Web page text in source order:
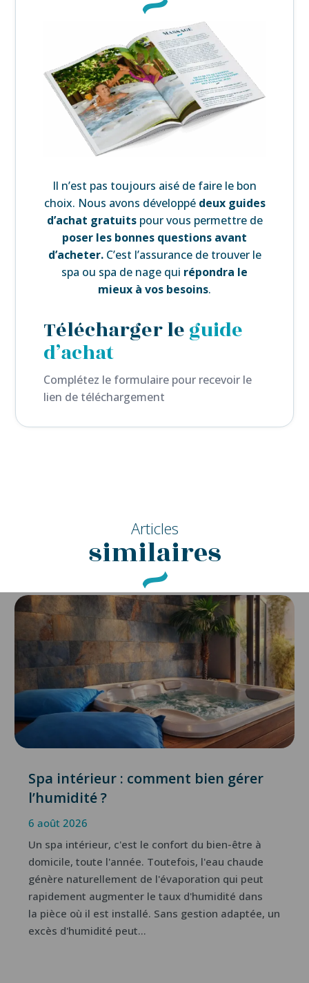
Il n’est pas toujours aisé de faire le bon
choix. Nous avons développé deux guides
d’achat gratuitspour vous permettre de
poser les bonnes questions avant
d’acheter.C’est l’assurance de trouver le
spa ou spa de nage qui répondra le
mieux à vos besoins.
Télécharger leguide
d’achat
Complétez le formulaire pour recevoir le
lien de téléchargement
Articles
similaires
Spa intérieur : comment bien gérer
l’humidité ?
6 août 2026
Un spa intérieur, c'est le confort du bien-être à
domicile, toute l'année. Toutefois, l'eau chaude
génère naturellement de l'évaporation qui peut
rapidement augmenter le taux d'humidité dans
la pièce où il est installé. Sans gestion adaptée, un
excès d'humidité peut...